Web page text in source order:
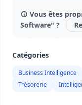
Vous êtes
Software" ?
Catégories
Business Intelligence
Trésorerie